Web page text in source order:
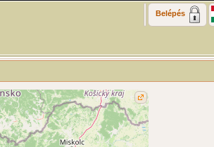
Belépés